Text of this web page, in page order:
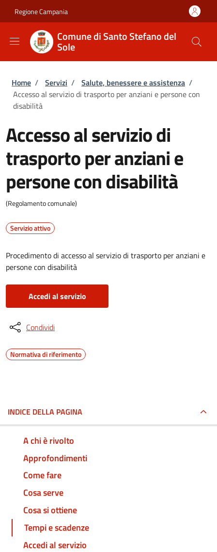
Regione Campania
Comune di Santo Stefano del
Sole
Briciole di pane
Home / Servizi / Salute, benessere e assistenza /
Accesso al servizio di trasporto per anziani e persone con
disabilità
Accesso al servizio di
trasporto per anziani e
persone con disabilità
(Regolamento comunale)
Servizio attivo
Procedimento di accesso al servizio di trasporto per anziani e
persone con disabilità
Accedi al servizio
Condividi
Normativa di riferimento
INDICE DELLA PAGINA
A chi è rivolto
Approfondimenti
Come fare
Cosa serve
Cosa si ottiene
Tempi e scadenze
Accedi al servizio